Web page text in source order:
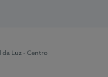
da Luz - Centro